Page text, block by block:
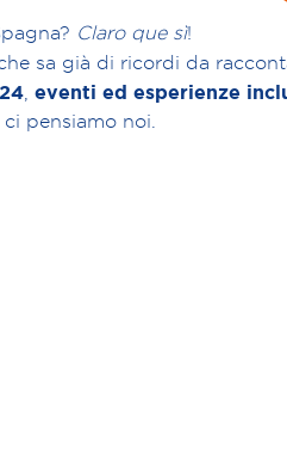
Claro que sì!
sa già di ricordi da
, eventi ed esperienze
pensiamo noi.